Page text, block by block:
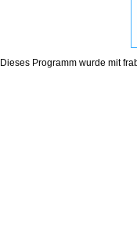
Dieses Programm wurde mit